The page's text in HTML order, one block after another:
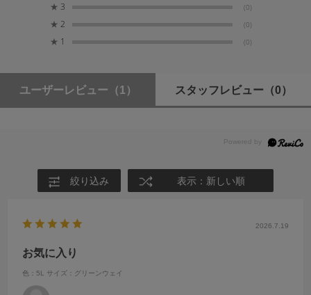
最大レンズサイズ / 収納目安（縦）
70-200mm F4
70-200mm F2.8（カメラ本体装着時）
★ 3 (0)
★ 2 (0)
★ 1 (0)
ユーザーレビュー （1） スタッフレビュー （0）
絞り込み 表示：新しい順
2026.7.19
お気に入り
色：5L サイズ：グリーンウェイ